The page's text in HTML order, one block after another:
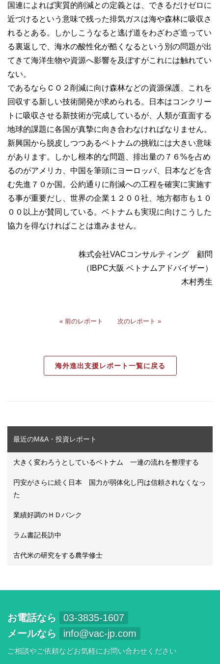
国連によれば実質的削減との定義とは、できるだけゼロに
近づけるという意味で残った排気ガスは海や森林に吸収さ
れるとある。しかしこうなると逃げ道をわざわざ造ってい
る裏返しで、海水の酸性化が酷くなるという別の問題が出
てきて海洋生物や資源へ影響を及ぼすがこれには触れてい
ない。
であるならＣＯ２削減に向け森林などの資源保護、これを
回収する新しい技術開発が求められる。日本はコンクリー
トに吸収させる新技術が完成しているが、人類が直面する
地球的課題に各国が真摯に向き合わなければなりません。
新興国から脱皮しつつあるベトナムの挑戦には大きい意味
があります。しかし根本的な問題、排出量の７６%を占め
るのがアメリカ、中国を筆頭にヨーロッパ、日本などを含
む先進７０か国。公約通りに削減への工程を確実に実施す
る事が重要だし、世界の企業１２００社、地方都市も１０
００以上が賛同している。ベトナムも実現に向けこうした
協力を得なければことは進みません。
株式会社VACコンサルティング 顧問
（IBPC大阪 ベトナムアドバイザー）
木村秀生
« 前のレポート 次のレポート »
海外進出支援レポート一覧に戻る
最近のM&A・投資レポート
大きく変わろうとしているベトナム 一連の流れを整理する
円安がさらに続く日本 国力が弱体化し円は信頼されなくなっ
た
業績好調のＨＤバンク
ラム書記長訪中
古代米の研究をする農学修士
お電話なら
03-3835-1607
メールなら
info@vac-jp.com
ご相談やご依頼などお気軽にお問い合わせください